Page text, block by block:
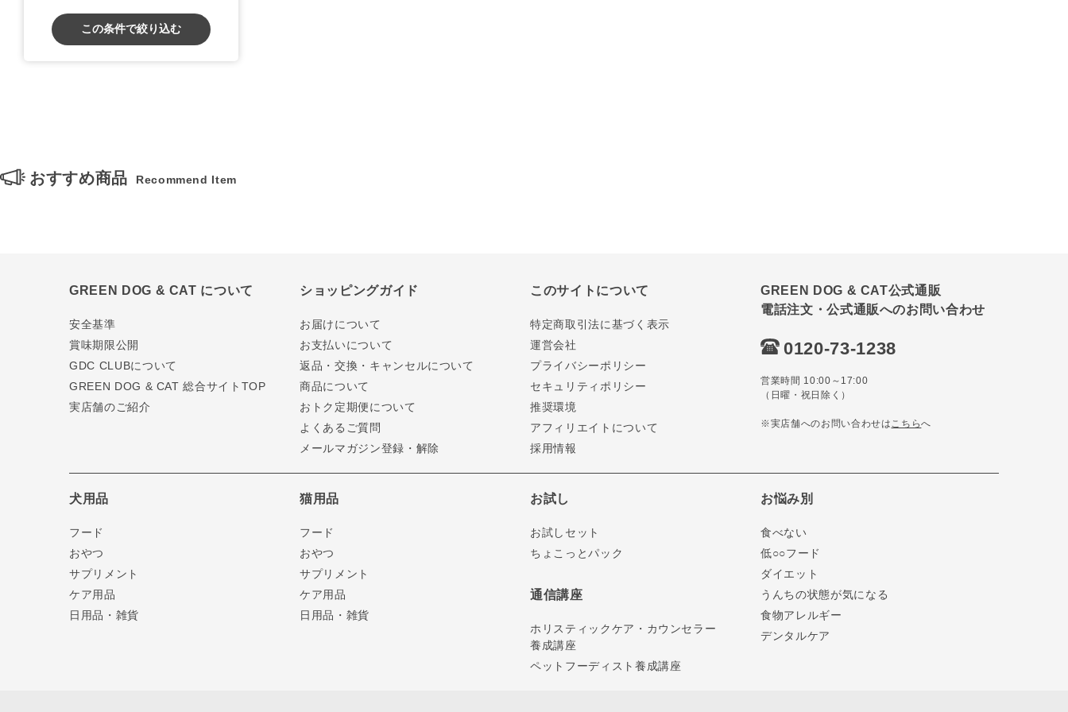
この条件で絞り込む
おすすめ商品 Recommend Item
GREEN DOG & CAT について
安全基準
賞味期限公開
GDC CLUBについて
GREEN DOG & CAT 総合サイトTOP
実店舗のご紹介
ショッピングガイド
お届けについて
お支払いについて
返品・交換・キャンセルについて
商品について
おトク定期便について
よくあるご質問
メールマガジン登録・解除
このサイトについて
特定商取引法に基づく表示
運営会社
プライバシーポリシー
セキュリティポリシー
推奨環境
アフィリエイトについて
採用情報
GREEN DOG & CAT公式通販
電話注文・公式通販へのお問い合わせ
0120-73-1238
営業時間 10:00～17:00
（日曜・祝日除く）
※実店舗へのお問い合わせはこちらへ
犬用品
フード
おやつ
サプリメント
ケア用品
日用品・雑貨
猫用品
フード
おやつ
サプリメント
ケア用品
日用品・雑貨
お試し
お試しセット
ちょこっとパック
通信講座
ホリスティックケア・カウンセラー
養成講座
ペットフーディスト養成講座
お悩み別
食べない
低○○フード
ダイエット
うんちの状態が気になる
食物アレルギー
デンタルケア